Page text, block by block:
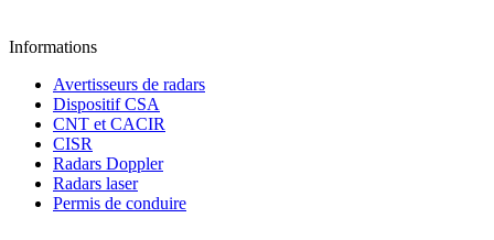
Informations
Avertisseurs de radars
Dispositif CSA
CNT et CACIR
CISR
Radars Doppler
Radars laser
Permis de conduire